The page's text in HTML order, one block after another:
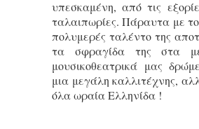
υπεσκαμένη, από τις
ταλαιπωρίες. Πάραυτα με
πολυμερές ταλέντο της
τα σφραγίδα της στα
μουσικοθεατρικά μας
μια μεγάλη καλλιτέχνης,
όλα ωραία Ελληνίδα !